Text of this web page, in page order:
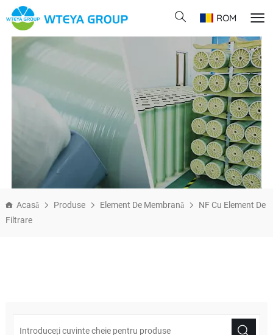
ROM
Acasă Produse Element De Membrană
NF Cu Element De
Filtrare